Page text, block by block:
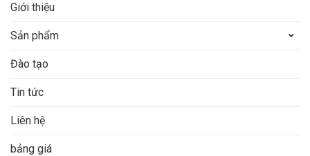
Giới thiệu
Sản phẩm
Đào tạo
Tin tức
Liên hệ
bảng giá